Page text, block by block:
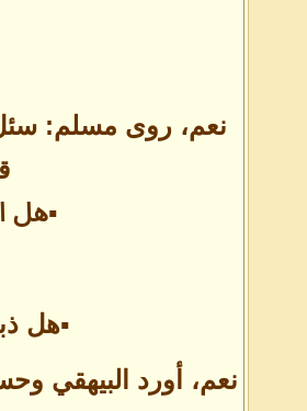
نعم، روى مسلم:
▪هل
▪هل
نعم، أورد البيهقي